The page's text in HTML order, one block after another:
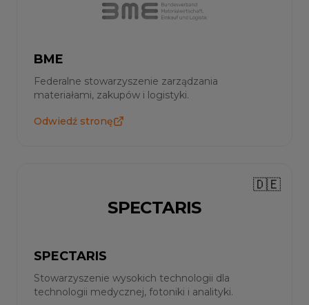
BME
Federalne stowarzyszenie zarządzania
materiałami, zakupów i logistyki.
Odwiedź stronę
🇩🇪
SPECTARIS
SPECTARIS
Stowarzyszenie wysokich technologii dla
technologii medycznej, fotoniki i analityki.